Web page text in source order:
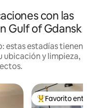
con las
Gulf of Gdansk
estas estadías tienen
ubicación y limpieza,
Favorito entre
Favorito entre